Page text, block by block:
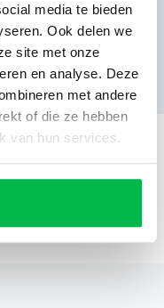
media te bieden
Ook delen we
site met onze
en analyse. Deze
met andere
of die ze hebben
van hun services.